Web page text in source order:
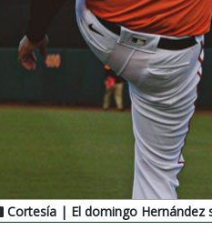
Cortesía | El domingo Hernández